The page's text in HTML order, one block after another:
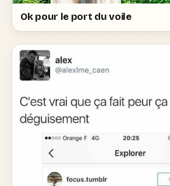
Ok pour le port du voile